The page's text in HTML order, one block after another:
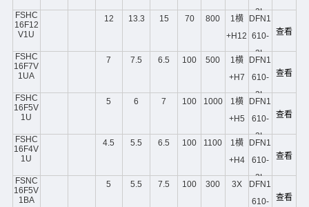
2L
FSHC
16F12
V1U
12 13.3 15 70 800
1横
+H12
DFN1
610-
2L
查看
FSHC
16F7V
1UA
7 7.5 6.5 100 500
1横
+H7
DFN1
610-
2L
查看
FSHC
16F5V
1U
5 6 7 100 1000
1横
+H5
DFN1
610-
2L
查看
FSHC
16F4V
1U
4.5 5.5 6.5 100 1100
1横
+H4
DFN1
610-
2L
查看
FSNC
16F5V
1BA
5 5.5 7.5 100 300 3X
DFN1
610-
查看